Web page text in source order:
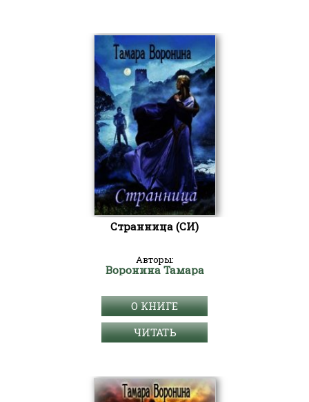
Странница (СИ)
Авторы:
Воронина Тамара
О КНИГЕ
ЧИТАТЬ